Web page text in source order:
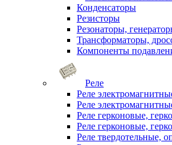
Конденсаторы
Резисторы
Резонаторы,
Трансформаторы,
Компоненты
Реле
Реле
Реле
Реле герконовые,
Реле герконовые,
Реле твердотельные,